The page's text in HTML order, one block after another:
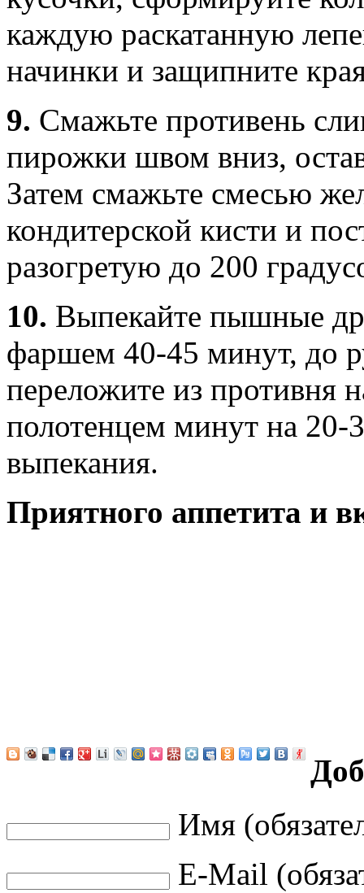
каждую раскатанную
начинки и защипните
9. Смажьте противень
пирожки швом вниз,
Затем смажьте смесью
кондитерской кисти и
разогретую до 200
10. Выпекайте пышные
фаршем 40-45 минут, до
переложите из противня
полотенцем минут на 20-
выпекания.
Приятного аппетита и
Имя
E-Mail